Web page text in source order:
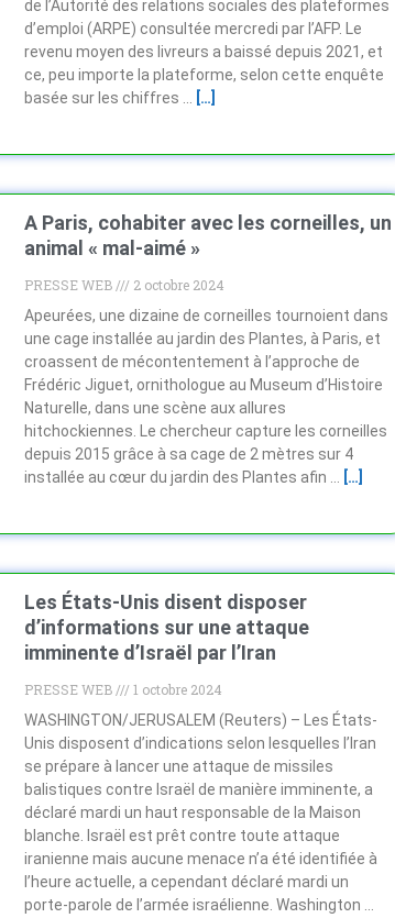
de l’Autorité des relations sociales des plateformes
d’emploi (ARPE) consultée mercredi par l’AFP. Le
revenu moyen des livreurs a baissé depuis 2021, et
ce, peu importe la plateforme, selon cette enquête
basée sur les chiffres …
[…]
A Paris, cohabiter avec les corneilles, un
animal « mal-aimé »
PRESSE WEB
2 octobre 2024
Apeurées, une dizaine de corneilles tournoient dans
une cage installée au jardin des Plantes, à Paris, et
croassent de mécontentement à l’approche de
Frédéric Jiguet, ornithologue au Museum d’Histoire
Naturelle, dans une scène aux allures
hitchockiennes. Le chercheur capture les corneilles
depuis 2015 grâce à sa cage de 2 mètres sur 4
installée au cœur du jardin des Plantes afin …
[…]
Les États-Unis disent disposer
d’informations sur une attaque
imminente d’Israël par l’Iran
PRESSE WEB
1 octobre 2024
WASHINGTON/JERUSALEM (Reuters) – Les États-
Unis disposent d’indications selon lesquelles l’Iran
se prépare à lancer une attaque de missiles
balistiques contre Israël de manière imminente, a
déclaré mardi un haut responsable de la Maison
blanche. Israël est prêt contre toute attaque
iranienne mais aucune menace n’a été identifiée à
l’heure actuelle, a cependant déclaré mardi un
porte-parole de l’armée israélienne. Washington …